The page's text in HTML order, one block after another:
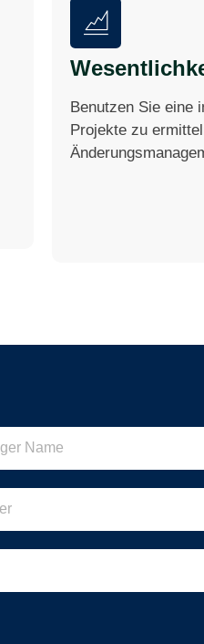
Benutzen Sie eine
Projekte zu